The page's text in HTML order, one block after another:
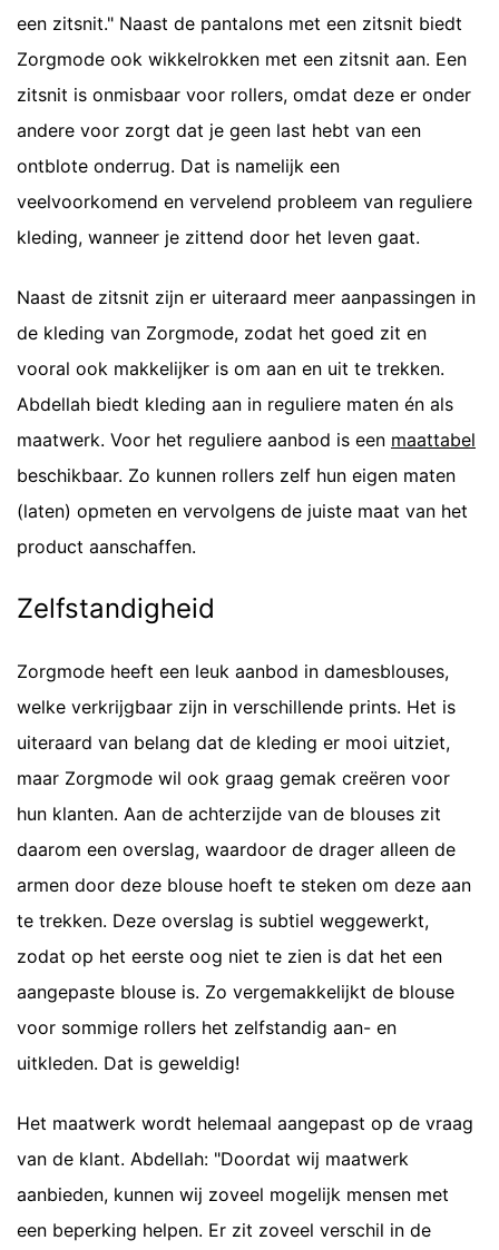
een zitsnit." Naast de pantalons met een zitsnit biedt
Zorgmode ook wikkelrokken met een zitsnit aan. Een
zitsnit is onmisbaar voor rollers, omdat deze er onder
andere voor zorgt dat je geen last hebt van een
ontblote onderrug. Dat is namelijk een
veelvoorkomend en vervelend probleem van reguliere
kleding, wanneer je zittend door het leven gaat.
Naast de zitsnit zijn er uiteraard meer aanpassingen in
de kleding van Zorgmode, zodat het goed zit en
vooral ook makkelijker is om aan en uit te trekken.
Abdellah biedt kleding aan in reguliere maten én als
maatwerk. Voor het reguliere aanbod is een maattabel
beschikbaar. Zo kunnen rollers zelf hun eigen maten
(laten) opmeten en vervolgens de juiste maat van het
product aanschaffen.
Zelfstandigheid
Zorgmode heeft een leuk aanbod in damesblouses,
welke verkrijgbaar zijn in verschillende prints. Het is
uiteraard van belang dat de kleding er mooi uitziet,
maar Zorgmode wil ook graag gemak creëren voor
hun klanten. Aan de achterzijde van de blouses zit
daarom een overslag, waardoor de drager alleen de
armen door deze blouse hoeft te steken om deze aan
te trekken. Deze overslag is subtiel weggewerkt,
zodat op het eerste oog niet te zien is dat het een
aangepaste blouse is. Zo vergemakkelijkt de blouse
voor sommige rollers het zelfstandig aan- en
uitkleden. Dat is geweldig!
Het maatwerk wordt helemaal aangepast op de vraag
van de klant. Abdellah: "Doordat wij maatwerk
aanbieden, kunnen wij zoveel mogelijk mensen met
een beperking helpen. Er zit zoveel verschil in de